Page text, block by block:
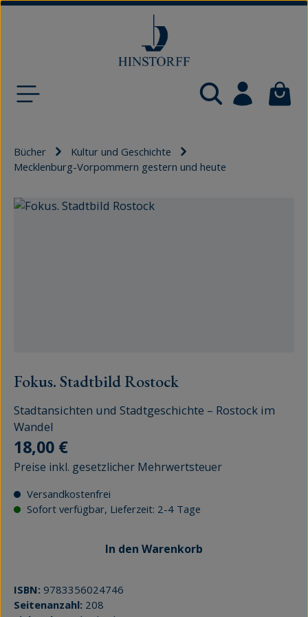
Bücher
Kultur und Geschichte
Mecklenburg-Vorpommern gestern und heute
Bildergalerie überspringen
Fokus. Stadtbild Rostock
Stadtansichten und Stadtgeschichte – Rostock im
Wandel
Regulärer Preis:
18,00 €
Preise inkl. gesetzlicher Mehrwertsteuer
Versandkostenfrei
Sofort verfügbar, Lieferzeit: 2-4 Tage
In den Warenkorb
ISBN: 9783356024746
Seitenanzahl: 208